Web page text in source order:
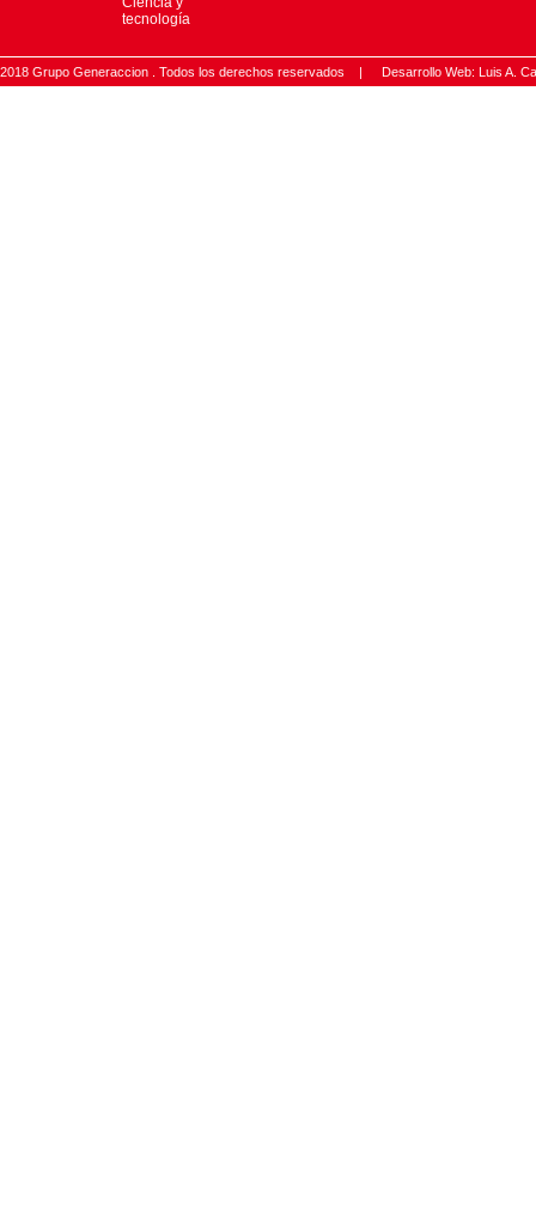
tecnología
2018 Grupo Generaccion . Todos los derechos reservados | Desarrollo Web: Luis